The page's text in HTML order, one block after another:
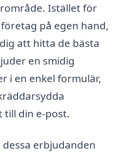
Istället för
på egen hand,
att hitta de bästa
en smidig
i en enkel formulär,
till din e-post.
erbjudanden